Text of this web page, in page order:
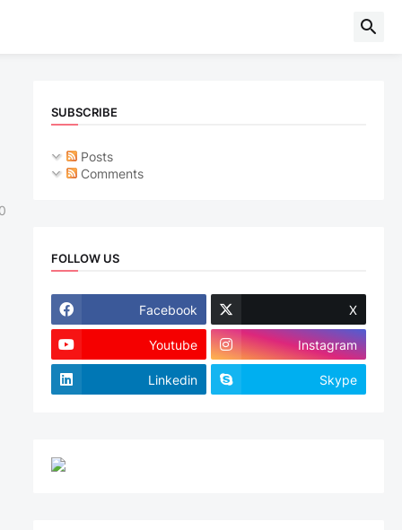
SUBSCRIBE
Posts
Comments
FOLLOW US
Facebook X
Youtube Instagram
Linkedin Skype